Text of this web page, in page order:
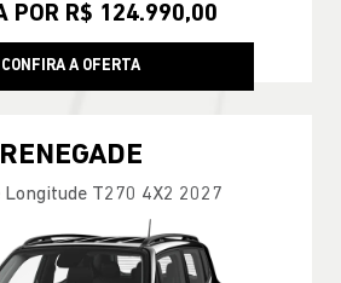
POR R$ 124.990,00
CONFIRA A OFERTA
RENEGADE
Longitude T270 4X2 2027